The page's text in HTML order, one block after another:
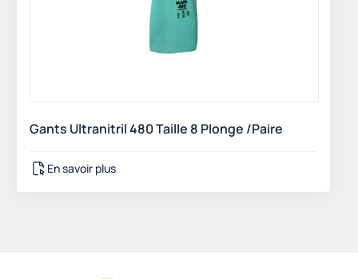
Gants Ultranitril 480 Taille 8 Plonge /Paire
En savoir plus